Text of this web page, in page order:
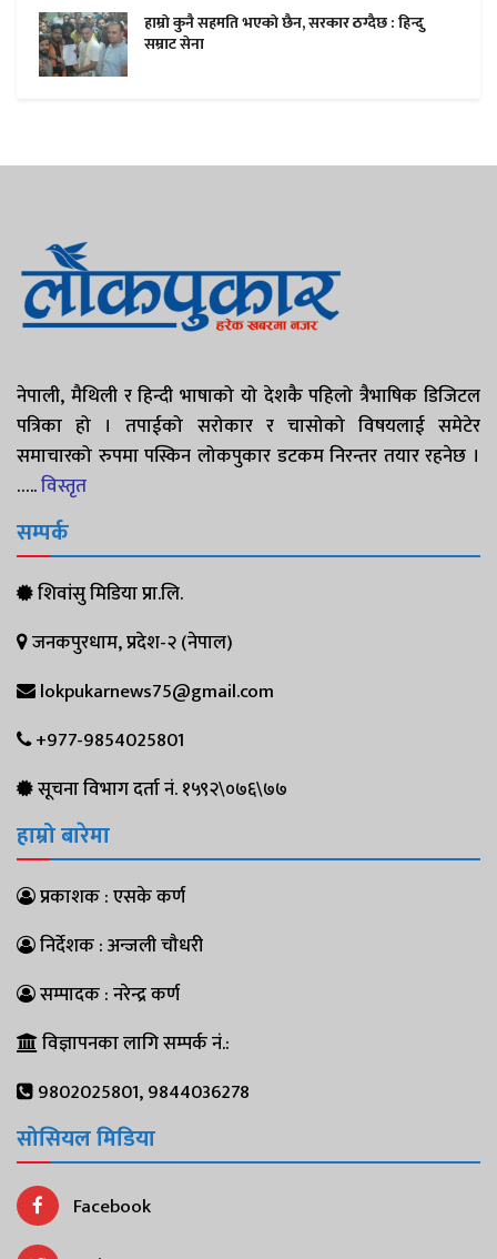
हाम्राे कुनै सहमति भएकाे छैन, सरकार ठग्दैछ : हिन्दु
सम्राट सेना
नेपाली, मैथिली र हिन्दी भाषाको यो देशकै पहिलो त्रैभाषिक डिजिटल
पत्रिका हो । तपाईको सरोकार र चासोको विषयलाई समेटेर
समाचारको रुपमा पस्किन लोकपुकार डटकम निरन्तर तयार रहनेछ ।
…..विस्तृत
सम्पर्क
शिवांसु मिडिया प्रा.लि.
जनकपुरधाम, प्रदेश-२ (नेपाल)
lokpukarnews75@gmail.com
+977-9854025801
सूचना विभाग दर्ता नं. १५९२\०७६\७७
हाम्रो बारेमा
प्रकाशक : एसके कर्ण
निर्देशक : अन्जली चौधरी
सम्पादक : नरेन्द्र कर्ण
विज्ञापनका लागि सम्पर्क नं.:
9802025801, 9844036278
सोसियल मिडिया
Facebook